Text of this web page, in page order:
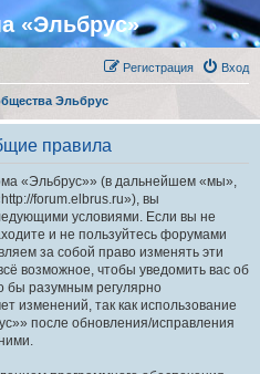
«Эльбрус»
Вход
Регистрация
Эльбрус
правила
«Эльбрус»» (в дальнейшем «мы»,
forum.elbrus.ru»), вы
условиями. Если вы не
и не пользуйтесь форумами
за собой право изменять эти
возможное, чтобы уведомить вас об
бы разумным регулярно
изменений, так как использование
после обновления/исправления